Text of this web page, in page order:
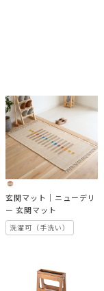
玄関マット｜ニューデリ
ー 玄関マット
洗濯可（手洗い）